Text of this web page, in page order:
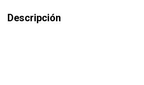
Descripción